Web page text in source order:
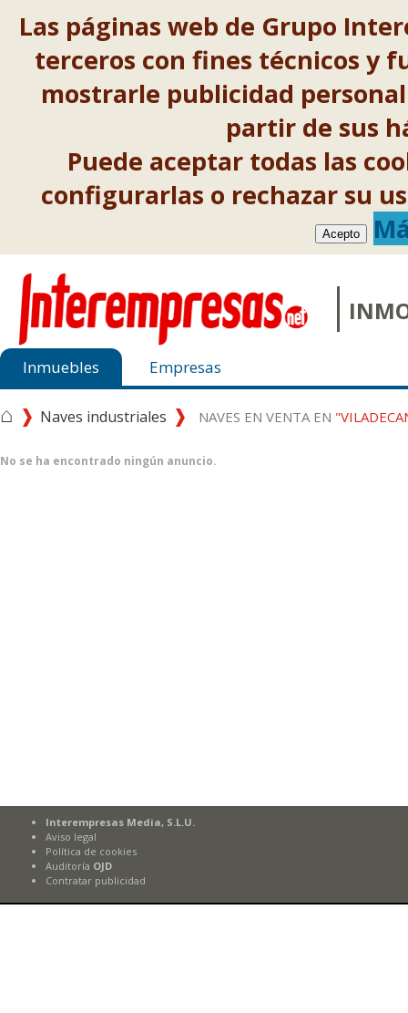
Las páginas web de Grupo
terceros con fines técnicos y
mostrarle publicidad
partir de sus
Puede aceptar todas las
configurarlas o rechazar su
Acepto
Inmuebles Empresas
⌂ Naves industriales NAVES EN VENTA EN
No se ha encontrado ningún anuncio.
Interempresas Media, S.L.U.
Aviso legal
Política de cookies
Auditoría OJD
Contratar publicidad